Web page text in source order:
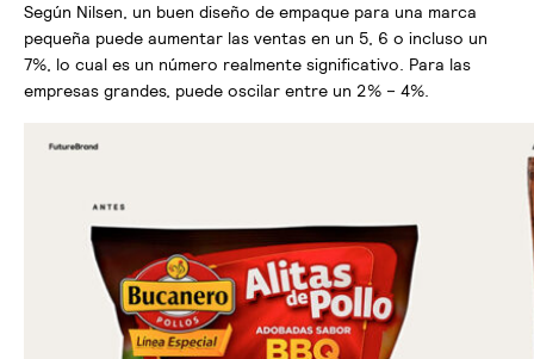
Según Nilsen, un buen diseño de empaque para una marca
pequeña puede aumentar las ventas en un 5, 6 o incluso un
7%, lo cual es un número realmente significativo. Para las
empresas grandes, puede oscilar entre un 2% – 4%.